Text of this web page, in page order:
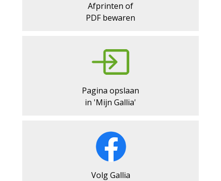
Afprinten of
PDF bewaren
Pagina opslaan
in 'Mijn Gallia'
Volg Gallia